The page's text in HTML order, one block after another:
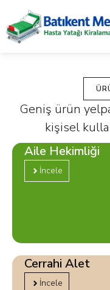
Geniş ürün
kişisel
Aile Hekimliği
İncele
Cerrahi Alet
İncele